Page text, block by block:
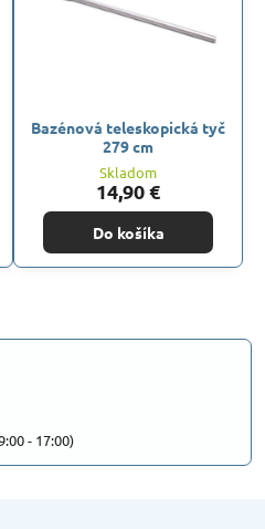
Bazénová teleskopická tyč
279 cm
Skladom
14,90 €
Do košíka
- 17:00)